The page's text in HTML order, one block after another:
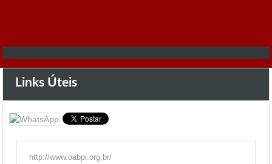
Links Úteis
http://www.oabpi.org.br/